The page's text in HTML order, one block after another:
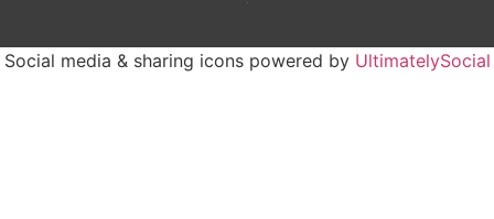
Social media & sharing icons powered by UltimatelySocial